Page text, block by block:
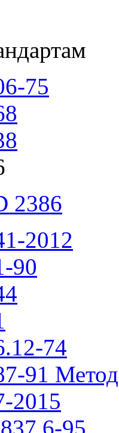
75
2386
2012
90
74
91
2015